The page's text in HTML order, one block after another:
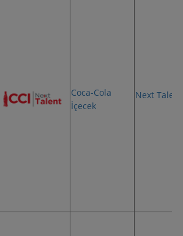
Coca-Cola
İçecek
Next Talent